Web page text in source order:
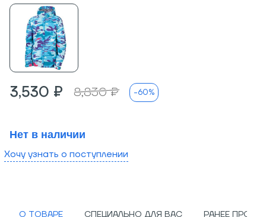
3,530 ₽ 8,830 ₽ -60%
Нет в наличии
Хочу узнать о поступлении
О ТОВАРЕ СПЕЦИАЛЬНО ДЛЯ ВАС РАНЕЕ